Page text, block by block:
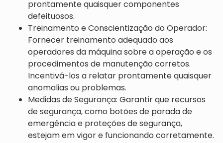
prontamente quaisquer componentes
defeituosos.
Treinamento e Conscientização do Operador:
Fornecer treinamento adequado aos
operadores da máquina sobre a operação e os
procedimentos de manutenção corretos.
Incentivá-los a relatar prontamente quaisquer
anomalias ou problemas.
Medidas de Segurança: Garantir que recursos
de segurança, como botões de parada de
emergência e proteções de segurança,
estejam em vigor e funcionando corretamente.